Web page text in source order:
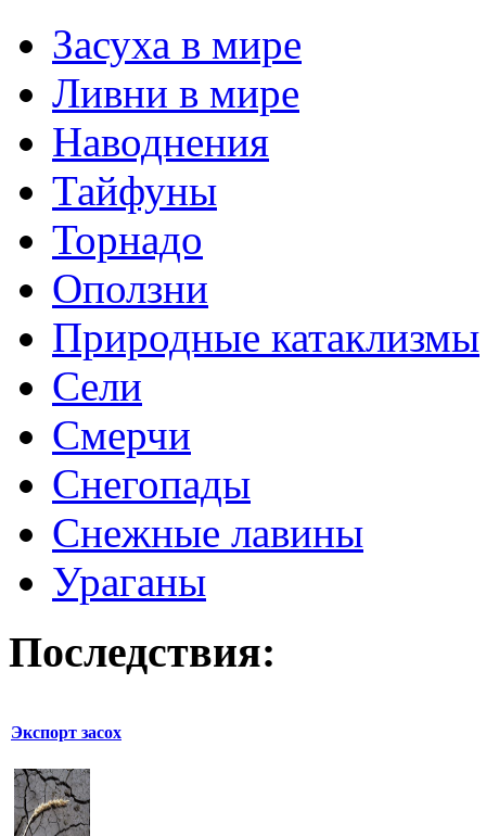
Засуха в мире
Ливни в мире
Наводнения
Тайфуны
Торнадо
Оползни
Природные катаклизмы
Сели
Смерчи
Снегопады
Снежные лавины
Ураганы
Последствия:
Экспорт засох